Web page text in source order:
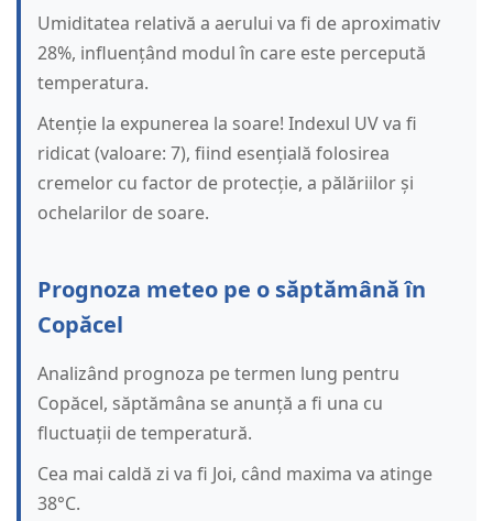
Umiditatea relativă a aerului va fi de aproximativ
28%, influențând modul în care este percepută
temperatura.
Atenție la expunerea la soare! Indexul UV va fi
ridicat (valoare: 7), fiind esențială folosirea
cremelor cu factor de protecție, a pălăriilor și
ochelarilor de soare.
Prognoza meteo pe o săptămână în
Copăcel
Analizând prognoza pe termen lung pentru
Copăcel, săptămâna se anunță a fi una cu
fluctuații de temperatură.
Cea mai caldă zi va fi Joi, când maxima va atinge
38°C.